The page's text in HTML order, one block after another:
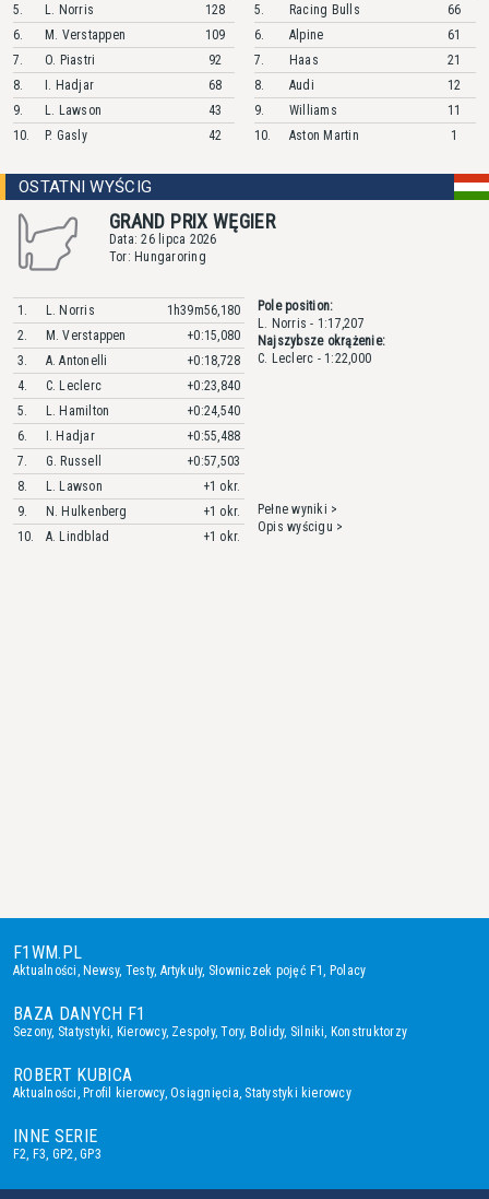
5.
L. Norris
128
6.
M. Verstappen
109
7.
O. Piastri
92
8.
I. Hadjar
68
9.
L. Lawson
43
10.
P. Gasly 42
5.
Racing Bulls
66
6.
Alpine
61
7.
Haas
21
8.
Audi
12
9.
Williams
11
10.
Aston Martin 1
OSTATNI WYŚCIG
GRAND PRIX WĘGIER
Data: 26 lipca 2026
Tor: Hungaroring
1. L. Norris
1h39m56,180
2.
M. Verstappen
+0:15,080
3.
A. Antonelli
+0:18,728
4.
C. Leclerc
+0:23,840
5.
L. Hamilton
+0:24,540
6.
I. Hadjar
+0:55,488
7.
G. Russell
+0:57,503
8.
L. Lawson
+1 okr.
9.
N. Hulkenberg
+1 okr.
10.
A. Lindblad +1 okr.
Pole position:
L. Norris - 1:17,207
Najszybsze okrążenie:
C. Leclerc - 1:22,000
Pełne wyniki >
Opis wyścigu >
F1WM.PL
Aktualności,Newsy, Testy, Artykuły, Słowniczek pojęć F1, Polacy
BAZA DANYCH F1
Sezony, Statystyki, Kierowcy, Zespoły,Tory, Bolidy, Silniki, Konstruktorzy
ROBERT KUBICA
Aktualności,Profil kierowcy,Osiągnięcia, Statystyki kierowcy
INNE SERIE
F2, F3, GP2,GP3